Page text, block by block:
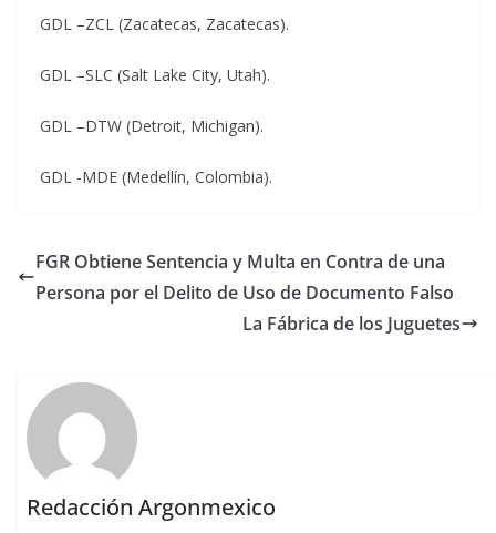
GDL –ZCL (Zacatecas, Zacatecas).
GDL –SLC (Salt Lake City, Utah).
GDL –DTW (Detroit, Michigan).
GDL -MDE (Medellín, Colombia).
FGR Obtiene Sentencia y Multa en Contra de una
Persona por el Delito de Uso de Documento Falso
La Fábrica de los Juguetes
Redacción Argonmexico